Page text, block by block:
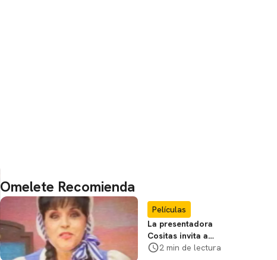
Omelete Recomienda
Películas
La presentadora
Cositas invita a
visitar el
2 min de lectura